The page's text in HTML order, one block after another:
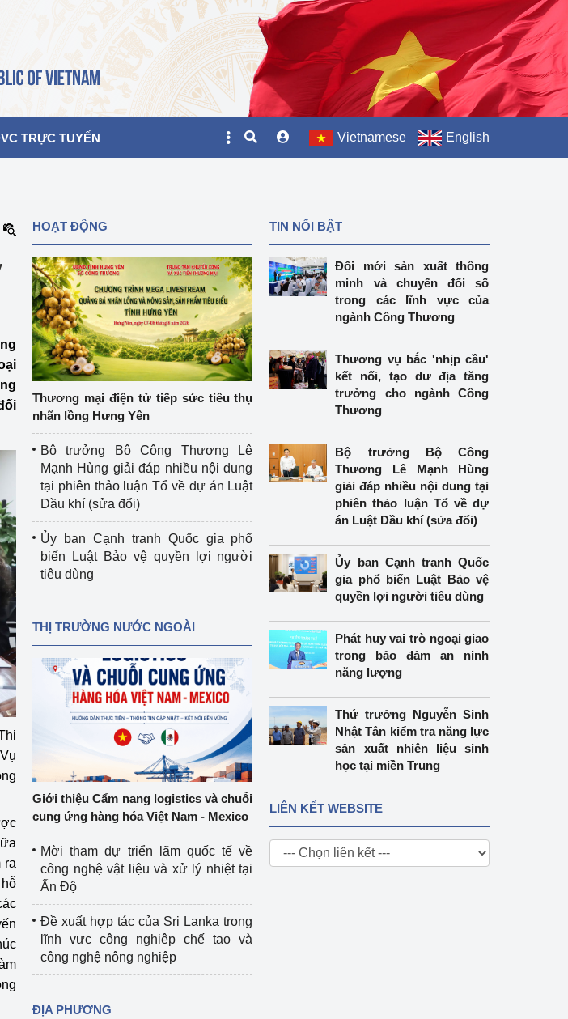
an toàn lao
lý của
ký, hoạt
cụ điện
có nguy
chứa
TRỰC TUYẾN Vietnamese English
ra
HOẠT ĐỘNG
Thương mại điện tử tiếp sức tiêu thụ
nhãn lồng Hưng Yên
Bộ trưởng Bộ Công Thương Lê
Mạnh Hùng giải đáp nhiều nội dung
tại phiên thảo luận Tổ về dự án Luật
Dầu khí (sửa đổi)
Ủy ban Cạnh tranh Quốc gia phổ
biến Luật Bảo vệ quyền lợi người
tiêu dùng
THỊ TRƯỜNG NƯỚC NGOÀI
Giới thiệu Cẩm nang logistics và chuỗi
cung ứng hàng hóa Việt Nam - Mexico
Mời tham dự triển lãm quốc tế về
công nghệ vật liệu và xử lý nhiệt tại
Ấn Độ
Đề xuất hợp tác của Sri Lanka trong
lĩnh vực công nghiệp chế tạo và
công nghệ nông nghiệp
ĐỊA PHƯƠNG
TIN NỔI BẬT
Đổi mới sản xuất thông
minh và chuyển đổi số
trong các lĩnh vực của
ngành Công Thương
Thương vụ bắc 'nhịp cầu'
kết nối, tạo dư địa tăng
trưởng cho ngành Công
Thương
Bộ trưởng Bộ Công
Thương Lê Mạnh Hùng
giải đáp nhiều nội dung tại
phiên thảo luận Tổ về dự
án Luật Dầu khí (sửa đổi)
Ủy ban Cạnh tranh Quốc
gia phổ biến Luật Bảo vệ
quyền lợi người tiêu dùng
Phát huy vai trò ngoại giao
trong bảo đảm an ninh
năng lượng
Thứ trưởng Nguyễn Sinh
Nhật Tân kiểm tra năng lực
sản xuất nhiên liệu sinh
học tại miền Trung
LIÊN KẾT WEBSITE